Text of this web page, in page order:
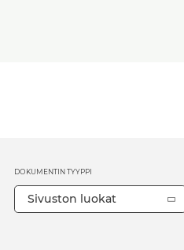
DOKUMENTIN TYYPPI
Sivuston luokat